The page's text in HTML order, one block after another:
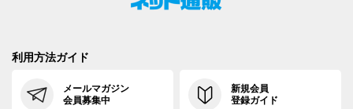
利用方法ガイド
メールマガジン
会員募集中
新規会員
登録ガイド